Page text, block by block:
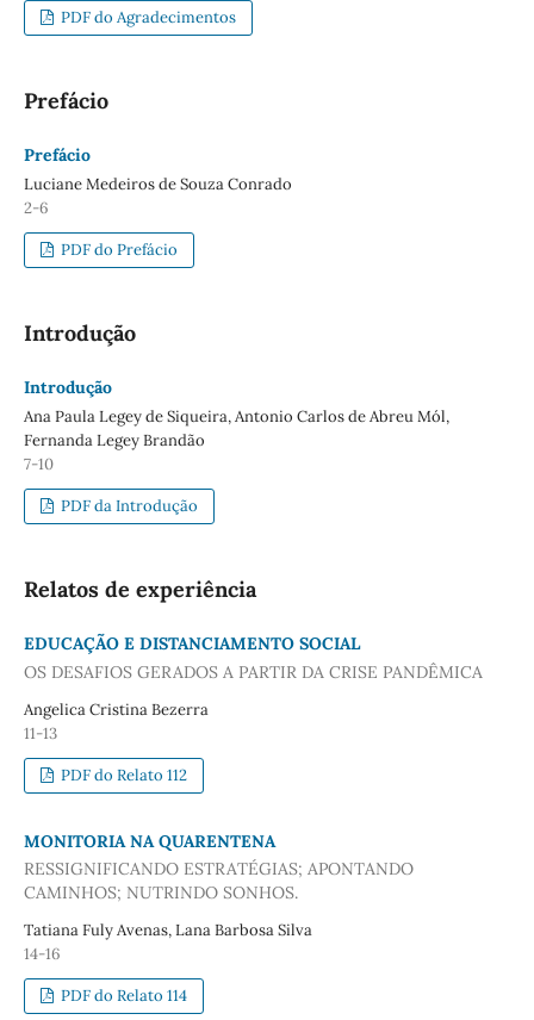
PDF do Agradecimentos
Prefácio
Prefácio
Luciane Medeiros de Souza Conrado
2-6
PDF do Prefácio
Introdução
Introdução
Ana Paula Legey de Siqueira, Antonio Carlos de Abreu Mól,
Fernanda Legey Brandão
7-10
PDF da Introdução
Relatos de experiência
EDUCAÇÃO E DISTANCIAMENTO SOCIAL
OS DESAFIOS GERADOS A PARTIR DA CRISE PANDÊMICA
Angelica Cristina Bezerra
11-13
PDF do Relato 112
MONITORIA NA QUARENTENA
RESSIGNIFICANDO ESTRATÉGIAS; APONTANDO
CAMINHOS; NUTRINDO SONHOS.
Tatiana Fuly Avenas, Lana Barbosa Silva
14-16
PDF do Relato 114